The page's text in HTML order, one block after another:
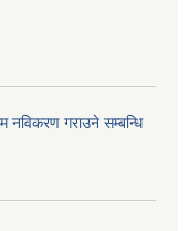
नविकरण गराउने सम्बन्धि